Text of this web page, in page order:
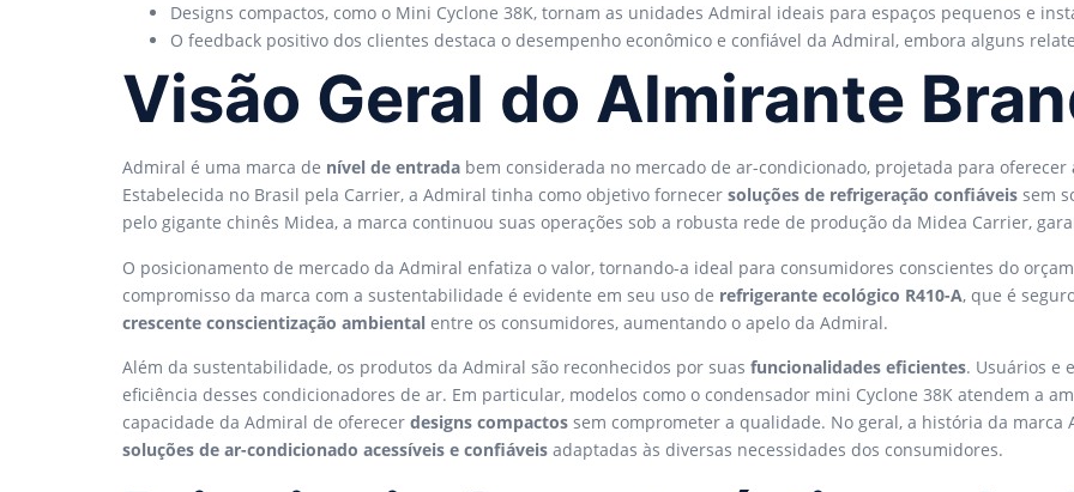
Designs compactos, como o Mini Cyclone 38K, tornam as unidades Admiral ideais para espaços pequenos e
O feedback positivo dos clientes destaca o desempenho econômico e confiável da Admiral, embora alguns
Visão Geral do Almirante
Admiral é uma marca de nível de entrada bem considerada no mercado de ar-condicionado, projetada para oferecer
Estabelecida no Brasil pela Carrier, a Admiral tinha como objetivo fornecer soluções de refrigeração confiáveis sem
pelo gigante chinês Midea, a marca continuou suas operações sob a robusta rede de produção da Midea Carrier,
O posicionamento de mercado da Admiral enfatiza o valor, tornando-a ideal para consumidores conscientes do
compromisso da marca com a sustentabilidade é evidente em seu uso de refrigerante ecológico R410-A, que é
crescente conscientização ambiental entre os consumidores, aumentando o apelo da Admiral.
Além da sustentabilidade, os produtos da Admiral são reconhecidos por suas funcionalidades eficientes. Usuários e
eficiência desses condicionadores de ar. Em particular, modelos como o condensador mini Cyclone 38K atendem a
capacidade da Admiral de oferecer designs compactos sem comprometer a qualidade. No geral, a história da
soluções de ar-condicionado acessíveis e confiáveis adaptadas às diversas necessidades dos consumidores.